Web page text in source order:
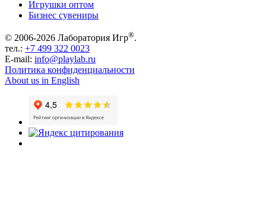
Игрушки оптом
Бизнес сувениры
© 2006-2026 Лаборатория Игр®.
тел.: +7 499 322 0023
E-mail: info@playlab.ru
Политика конфиденциальности
About us in English